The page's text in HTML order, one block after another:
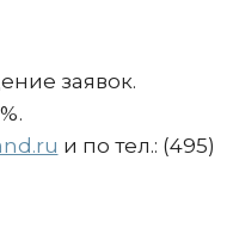
заявок.
и по тел.: (495)